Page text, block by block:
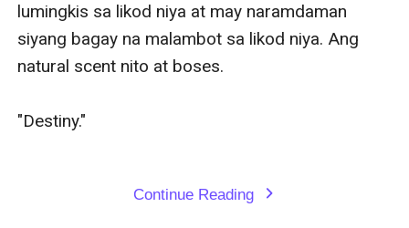
lumingkis sa likod niya at may naramdaman
siyang bagay na malambot sa likod niya. Ang
natural scent nito at boses.
"Destiny."
Continue Reading expand_more